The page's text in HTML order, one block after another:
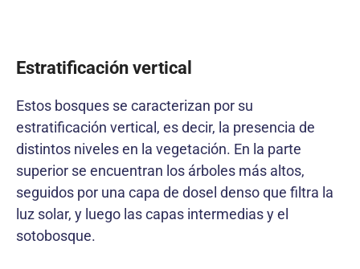
Estratificación vertical
Estos bosques se caracterizan por su
estratificación vertical, es decir, la presencia de
distintos niveles en la vegetación. En la parte
superior se encuentran los árboles más altos,
seguidos por una capa de dosel denso que filtra la
luz solar, y luego las capas intermedias y el
sotobosque.